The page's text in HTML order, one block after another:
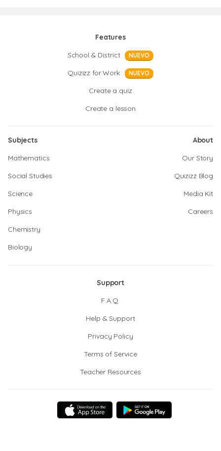
Features
School & District
NUEVO
Quizizz for Work NUEVO
Create a quiz
Create a lesson
Subjects
Mathematics
Social Studies
Science
Physics
Chemistry
Biology
About
Our Story
Quizizz Blog
Media Kit
Careers
Support
F.A.Q.
Help & Support
Privacy Policy
Terms of Service
Teacher Resources